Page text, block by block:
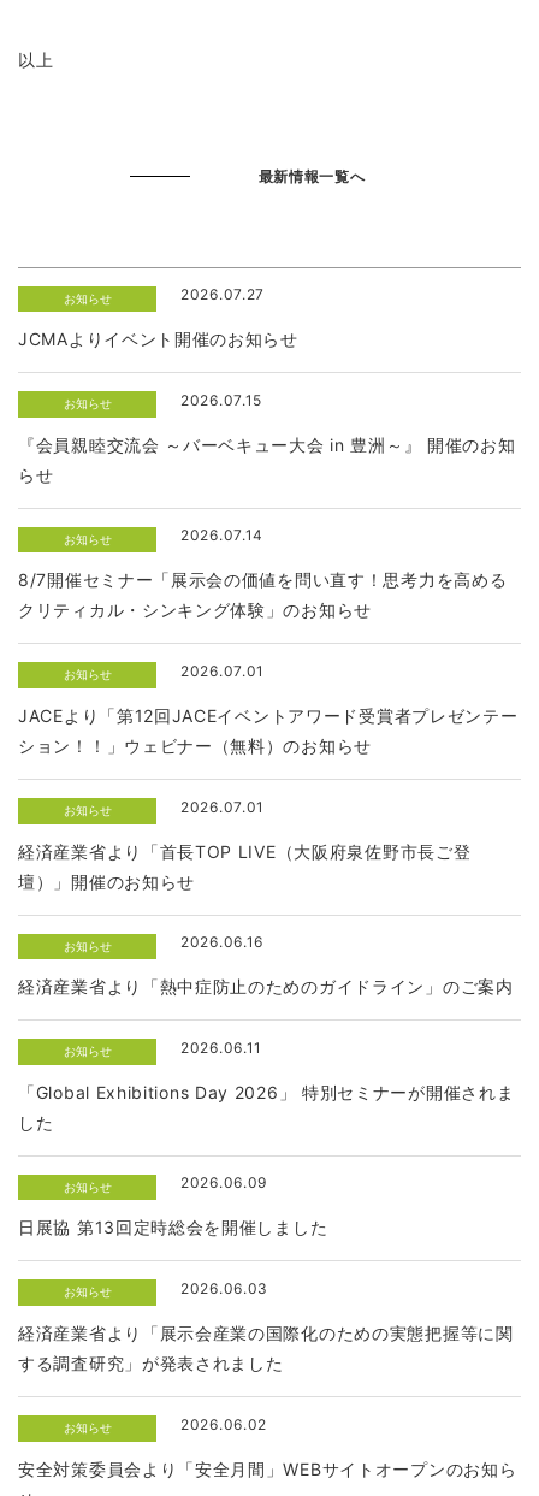
以上
最新情報一覧へ
お知らせ 2026.07.27
JCMAよりイベント開催のお知らせ
お知らせ 2026.07.15
『会員親睦交流会 ～バーベキュー大会 in 豊洲～』 開催のお知
らせ
お知らせ 2026.07.14
8/7開催セミナー「展示会の価値を問い直す！思考力を高める
クリティカル・シンキング体験」のお知らせ
お知らせ 2026.07.01
JACEより「第12回JACEイベントアワード受賞者プレゼンテー
ション！！」ウェビナー（無料）のお知らせ
お知らせ 2026.07.01
経済産業省より「首長TOP LIVE（大阪府泉佐野市長ご登
壇）」開催のお知らせ
お知らせ 2026.06.16
経済産業省より「熱中症防止のためのガイドライン」のご案内
お知らせ 2026.06.11
「Global Exhibitions Day 2026」 特別セミナーが開催されま
した
お知らせ 2026.06.09
日展協 第13回定時総会を開催しました
お知らせ 2026.06.03
経済産業省より「展示会産業の国際化のための実態把握等に関
する調査研究」が発表されました
お知らせ 2026.06.02
安全対策委員会より「安全月間」WEBサイトオープンのお知ら